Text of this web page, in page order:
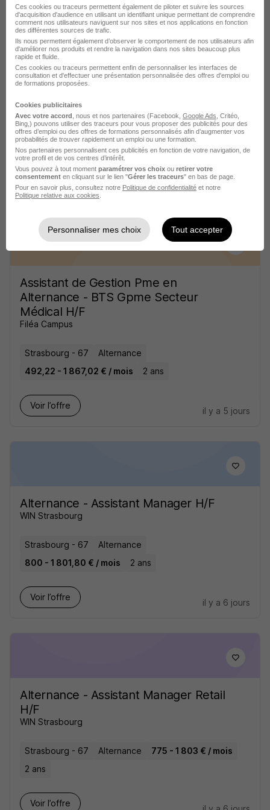
Alternant Assistant de Gestion - BTS
Gpme Grande Distribution H/F
Filéa Campus
Strasbourg - 67
Alternance
492,22 - 1 867,02 € / mois
2 ans
Voir l’offre
il y a 4 jours
Assistant de Gestion Pme en
Alternance - BTS Gpme Secteur
Médical H/F
Filéa Campus
Strasbourg - 67
Alternance
492,22 - 1 867,02 € / mois
2 ans
Voir l’offre
il y a 5 jours
Alternance - Assistant Manager H/F
WIN Strasbourg
Strasbourg - 67
Alternance
800 - 1 801,80 € / mois
2 ans
Voir l’offre
il y a 6 jours
Alternance - Assistant Manager Retail
H/F
WIN Strasbourg
Strasbourg - 67 Alternance
775 - 1 803 € / mois
2 ans
Voir l’offre
Ces cookies ou traceurs permettent également de piloter et suivre les sources
d'acquisition d'audience en utilisant un identifiant unique permettant de comprendre
comment nos utilisateurs naviguent sur nos sites et nos applications en fonction
des différentes sources de trafic.
Ils nous permettent également d’observer le comportement de nos utilisateurs afin
d'améliorer nos produits et rendre la navigation dans nos sites beaucoup plus
rapide et fluide.
Ces cookies ou traceurs permettent enfin de personnaliser les interfaces de
consultation et d'effectuer une présentation personnalisée des offres d'emploi ou
de formations proposées.
Cookies publicitaires
Avec votre accord , nous et nos partenaires (Facebook, Google Ads , Critéo,
Bing,) pouvons utiliser des traceurs pour vous proposer des publicités pour des
offres d’emploi ou des offres de formations personnalisés afin d’augmenter vos
probabilités de trouver rapidement un emploi ou une formation.
Nos partenaires personnalisent ces publicités en fonction de votre navigation, de
votre profil et de vos centres d’intérêt.
Vous pouvez à tout moment paramétrer vos choix ou retirer votre
consentement en cliquant sur le lien "Gérer les traceurs" en bas de page.
Pour en savoir plus, consultez notre Politique de confidentialité et notre
Politique relative aux cookies
Personnaliser mes choix Tout accepter